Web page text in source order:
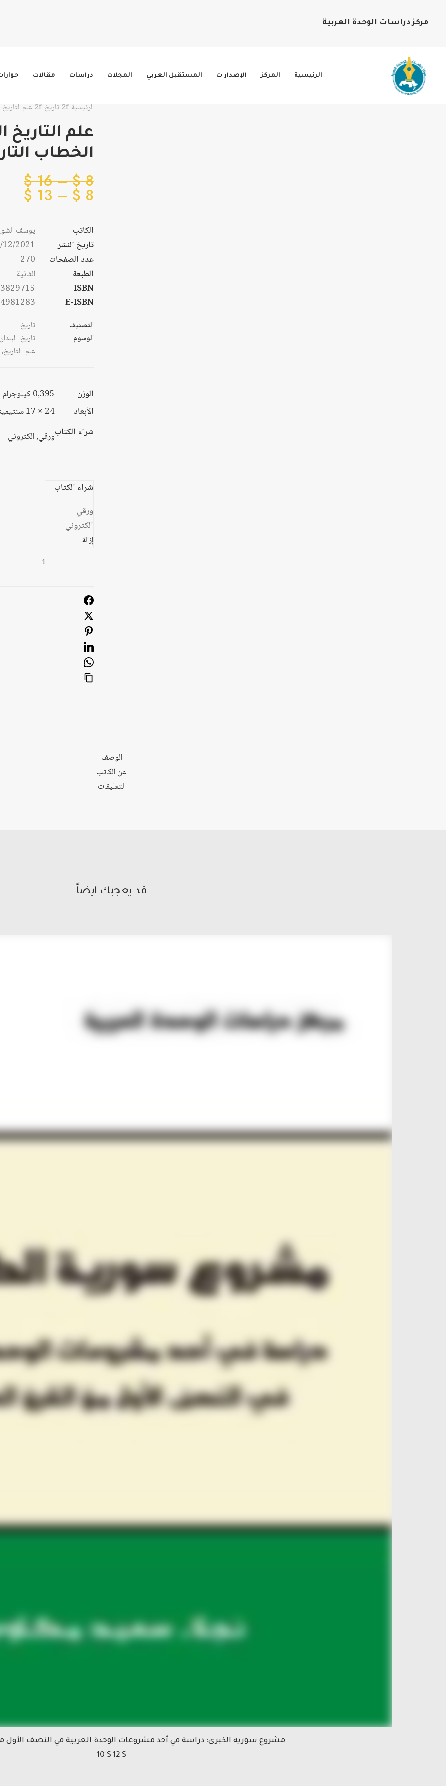
مركز دراسات الوحدة العربية
الرئيسية المركز الإصدارات المستقبل العربي المجلات دراسات مقالات
الرئيسية تاريخ علم
علم التاريخ
الخطاب
8
$
–
16
$نطاق
8
$
–
13
$
من الكاتب
يوسف
تاريخ النشر
12/2021
عدد الصفحات
270
الطبعة
الثانية
ISBN
E-ISBN
التصنيف
تاريخ
الوسوم
علم_التاريخ,
الوزن
0,395 كيلوجرام
الأبعاد
24 × 17 سنتيميتر
شراء الكتابورقي, الكتروني
شراء الكتاب
ورقي
الكتروني
إزالة
العربي
الحديث
:
الخطاب
التاريخي
والدولة
الأمة
الوصف
عن الكاتب
التعليقات
قد يعجبك ايضاً
مشروع سورية الكبرى: دراسة في أحد مشروعات الوحدة العربية في النصف الأول
12$
10 $